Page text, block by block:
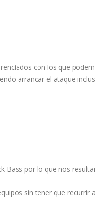
con los que
arrancar el ataque
Bass por lo que nos
sin tener que recurrir